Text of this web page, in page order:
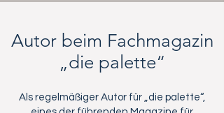
Autor beim Fachmagazin
„die palette“
Als regelmäßiger Autor für „die palette“,